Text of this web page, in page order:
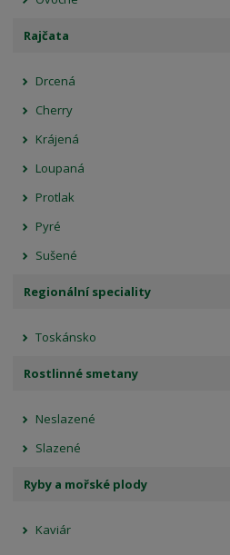
Rajčata
Drcená
Cherry
Krájená
Loupaná
Protlak
Pyré
Sušené
Regionální speciality
Toskánsko
Rostlinné smetany
Neslazené
Slazené
Ryby a mořské plody
Kaviár